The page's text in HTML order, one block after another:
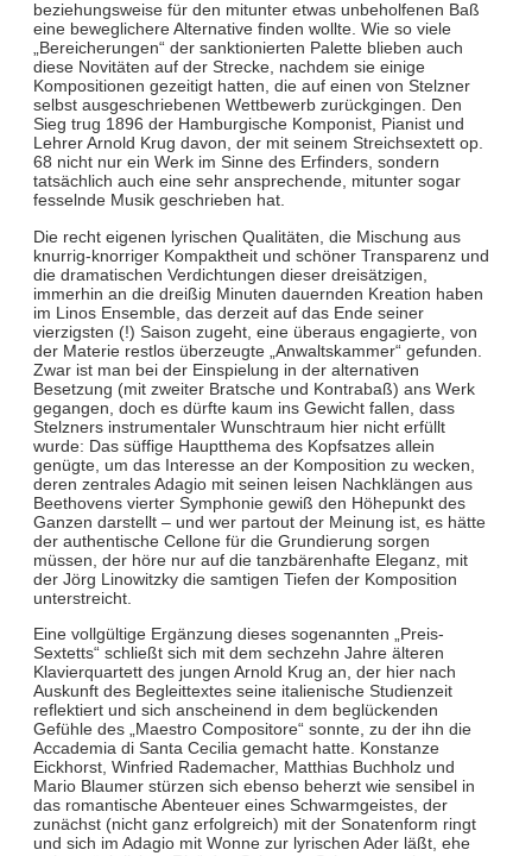
beziehungsweise für den mitunter etwas unbeholfenen Baß
eine beweglichere Alternative finden wollte. Wie so viele
„Bereicherungen“ der sanktionierten Palette blieben auch
diese Novitäten auf der Strecke, nachdem sie einige
Kompositionen gezeitigt hatten, die auf einen von Stelzner
selbst ausgeschriebenen Wettbewerb zurückgingen. Den
Sieg trug 1896 der Hamburgische Komponist, Pianist und
Lehrer Arnold Krug davon, der mit seinem Streichsextett op.
68 nicht nur ein Werk im Sinne des Erfinders, sondern
tatsächlich auch eine sehr ansprechende, mitunter sogar
fesselnde Musik geschrieben hat.
Die recht eigenen lyrischen Qualitäten, die Mischung aus
knurrig-knorriger Kompaktheit und schöner Transparenz und
die dramatischen Verdichtungen dieser dreisätzigen,
immerhin an die dreißig Minuten dauernden Kreation haben
im Linos Ensemble, das derzeit auf das Ende seiner
vierzigsten (!) Saison zugeht, eine überaus engagierte, von
der Materie restlos überzeugte „Anwaltskammer“ gefunden.
Zwar ist man bei der Einspielung in der alternativen
Besetzung (mit zweiter Bratsche und Kontrabaß) ans Werk
gegangen, doch es dürfte kaum ins Gewicht fallen, dass
Stelzners instrumentaler Wunschtraum hier nicht erfüllt
wurde: Das süffige Hauptthema des Kopfsatzes allein
genügte, um das Interesse an der Komposition zu wecken,
deren zentrales Adagio mit seinen leisen Nachklängen aus
Beethovens vierter Symphonie gewiß den Höhepunkt des
Ganzen darstellt – und wer partout der Meinung ist, es hätte
der authentische Cellone für die Grundierung sorgen
müssen, der höre nur auf die tanzbärenhafte Eleganz, mit
der Jörg Linowitzky die samtigen Tiefen der Komposition
unterstreicht.
Eine vollgültige Ergänzung dieses sogenannten „Preis-
Sextetts“ schließt sich mit dem sechzehn Jahre älteren
Klavierquartett des jungen Arnold Krug an, der hier nach
Auskunft des Begleittextes seine italienische Studienzeit
reflektiert und sich anscheinend in dem beglückenden
Gefühle des „Maestro Compositore“ sonnte, zu der ihn die
Accademia di Santa Cecilia gemacht hatte. Konstanze
Eickhorst, Winfried Rademacher, Matthias Buchholz und
Mario Blaumer stürzen sich ebenso beherzt wie sensibel in
das romantische Abenteuer eines Schwarmgeistes, der
zunächst (nicht ganz erfolgreich) mit der Sonatenform ringt
und sich im Adagio mit Wonne zur lyrischen Ader läßt, ehe